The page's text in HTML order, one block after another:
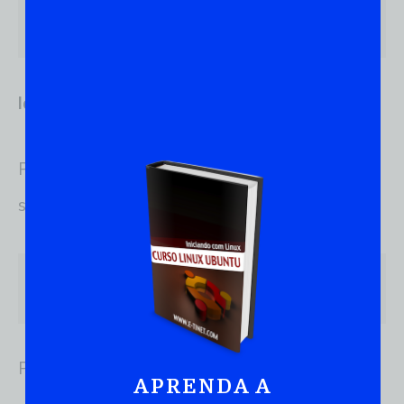
Identificando um Comando
Para identificar um comando, você pode usar o
seguinte comando:
type nome_do_comando
Por exemplo, para identificar o comando
APRENDA A